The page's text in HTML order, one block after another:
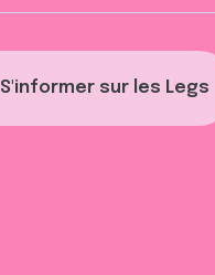
S'informer sur les Legs